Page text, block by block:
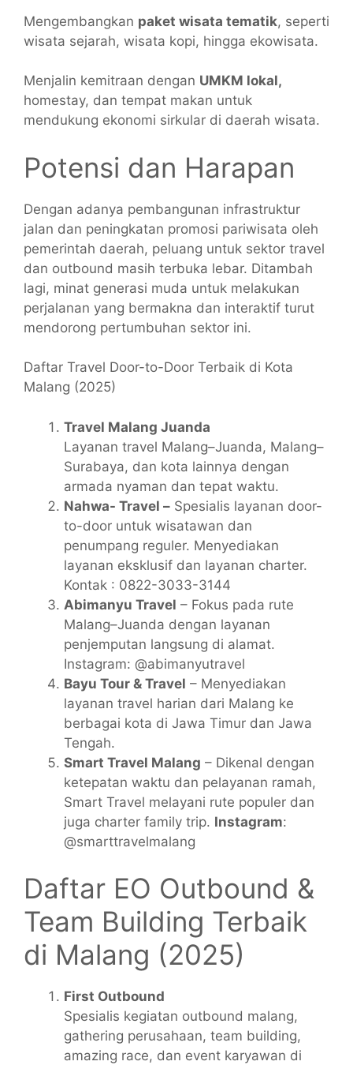
Mengembangkan paket wisata tematik, seperti
wisata sejarah, wisata kopi, hingga ekowisata.
Menjalin kemitraan dengan UMKM lokal,
homestay, dan tempat makan untuk
mendukung ekonomi sirkular di daerah wisata.
Potensi dan Harapan
Dengan adanya pembangunan infrastruktur
jalan dan peningkatan promosi pariwisata oleh
pemerintah daerah, peluang untuk sektor travel
dan outbound masih terbuka lebar. Ditambah
lagi, minat generasi muda untuk melakukan
perjalanan yang bermakna dan interaktif turut
mendorong pertumbuhan sektor ini.
Daftar Travel Door-to-Door Terbaik di Kota
Malang (2025)
Travel Malang Juanda
Layanan travel Malang–Juanda, Malang–
Surabaya, dan kota lainnya dengan
armada nyaman dan tepat waktu.
Nahwa- Travel – Spesialis layanan door-
to-door untuk wisatawan dan
penumpang reguler. Menyediakan
layanan eksklusif dan layanan charter.
Kontak : 0822-3033-3144
Abimanyu Travel – Fokus pada rute
Malang–Juanda dengan layanan
penjemputan langsung di alamat.
Instagram: @abimanyutravel
Bayu Tour & Travel – Menyediakan
layanan travel harian dari Malang ke
berbagai kota di Jawa Timur dan Jawa
Tengah.
Smart Travel Malang – Dikenal dengan
ketepatan waktu dan pelayanan ramah,
Smart Travel melayani rute populer dan
juga charter family trip. Instagram:
@smarttravelmalang
Daftar EO Outbound &
Team Building Terbaik
di Malang (2025)
First Outbound
Spesialis kegiatan outbound malang,
gathering perusahaan, team building,
amazing race, dan event karyawan di